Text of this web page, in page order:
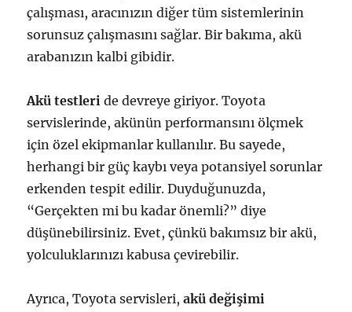
çalışması, aracınızın diğer tüm sistemlerinin
sorunsuz çalışmasını sağlar. Bir bakıma, akü
arabanızın kalbi gibidir.
Akü testleri de devreye giriyor. Toyota
servislerinde, akünün performansını ölçmek
için özel ekipmanlar kullanılır. Bu sayede,
herhangi bir güç kaybı veya potansiyel sorunlar
erkenden tespit edilir. Duyduğunuzda,
“Gerçekten mi bu kadar önemli?” diye
düşünebilirsiniz. Evet, çünkü bakımsız bir akü,
yolculuklarınızı kabusa çevirebilir.
Ayrıca, Toyota servisleri,akü değişimi